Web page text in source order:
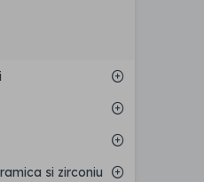
si zirconiu